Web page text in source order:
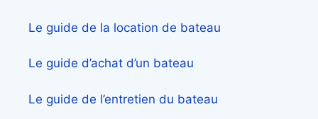
Le guide de la location de bateau
Le guide d’achat d’un bateau
Le guide de l’entretien du bateau